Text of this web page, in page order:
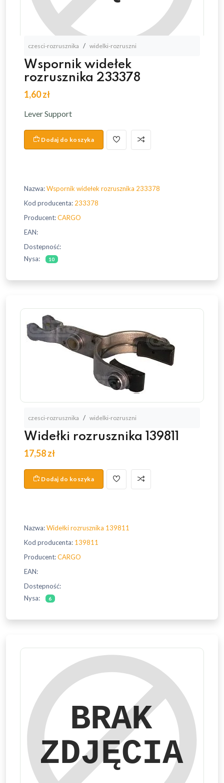
czesci-rozrusznika widelki-rozruszni
Wspornik widełek
rozrusznika 233378
1,60 zł
Lever Support
Dodaj do koszyka
Nazwa:Wspornik widełek rozrusznika 233378
Kod producenta: 233378
Producent:CARGO
EAN:
Dostepność:
Nysa:
10
czesci-rozrusznika widelki-rozruszni
Widełki rozrusznika 139811
17,58 zł
Dodaj do koszyka
Nazwa:Widełki rozrusznika 139811
Kod producenta: 139811
Producent:CARGO
EAN:
Dostepność:
Nysa:
6